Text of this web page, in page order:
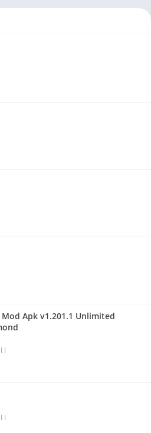
Mod Apk v1.201.1 Unlimited
I
I